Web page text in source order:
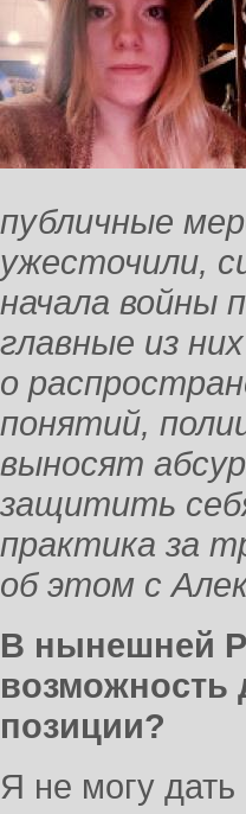
публичные
ужесточили,
начала войны
главные из
о
понятий,
выносят
защитить
практика за
об этом с
В нынешней
возможность
позиции?
Я не могу дать